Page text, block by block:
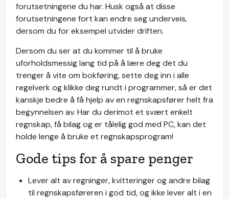
forutsetningene du har. Husk også at disse
forutsetningene fort kan endre seg underveis,
dersom du for eksempel utvider driften.
Dersom du ser at du kommer til å bruke
uforholdsmessig lang tid på å lære deg det du
trenger å vite om bokføring, sette deg inn i alle
regelverk og klikke deg rundt i programmer, så er det
kanskje bedre å få hjelp av en regnskapsfører helt fra
begynnelsen av. Har du derimot et svært enkelt
regnskap, få bilag og er tålelig god med PC, kan det
holde lenge å bruke et regnskapsprogram!
Gode tips for å spare penger
Lever alt av regninger, kvitteringer og andre bilag
til regnskapsføreren i god tid, og ikke lever alt i en